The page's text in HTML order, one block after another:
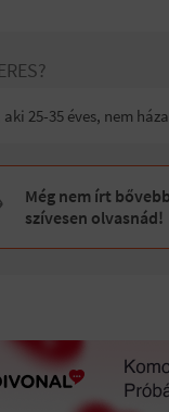
aki 25-35 éves, nem
Még nem írt
szívesen olvasnád!